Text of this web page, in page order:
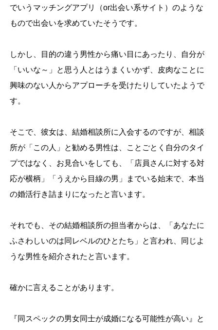
でいうマッチングアプリ（or出会い系サイト）のような
もので出会いを求めていたそうです。
しかし、目的の違う男性から痛い目にあったり、自分が
「いいな～」と思う人とはうまくいかず、皮肉なことに
興味のない人からアプローチを受けたりしていたようで
す。
そこで、彼女は、結婚相談所に入会するのですが、相談
所が「この人」と勧める男性は、ことごとく自分のタイ
プではなく、お見合いをしても、「店員さんに対する対
応が横柄」「うえから目線の男」までいる始末で、本当
の婚活行き詰まりになったと言います。
それでも、その結婚相談所の担当者からは、「あなたに
ふさわしいのは同レベルのひとたち」と言われ、同じよ
うな男性を紹介されたと言います。
確かに言えることがあります。
『同スペックの男女同士が成婚になる可能性が高い』と